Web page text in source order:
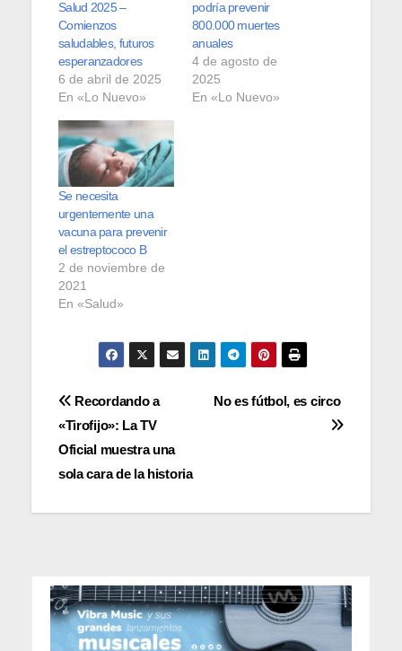
Salud 2025 –
Comienzos
saludables, futuros
esperanzadores
6 de abril de 2025
En «Lo Nuevo»
podría prevenir
800.000 muertes
anuales
4 de agosto de
2025
En «Lo Nuevo»
Se necesita
urgentemente una
vacuna para prevenir
el estreptococo B
2 de noviembre de
2021
En «Salud»
Navegación
de
entradas
No es fútbol, es circo
Recordando a
«Tirofijo»: La TV
Oficial muestra una
sola cara de la historia